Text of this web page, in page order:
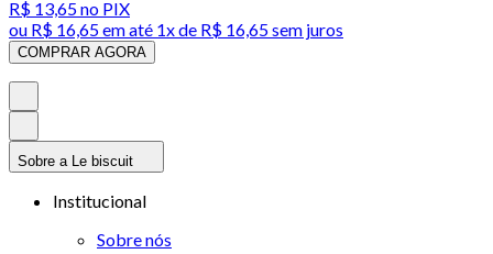
R$ 13,65no PIX
ou R$ 16,65em até 1x de R$ 16,65sem juros
COMPRAR AGORA
Sobre a Le biscuit
Institucional
Sobre nós